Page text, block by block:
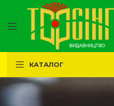
КАТАЛОГ